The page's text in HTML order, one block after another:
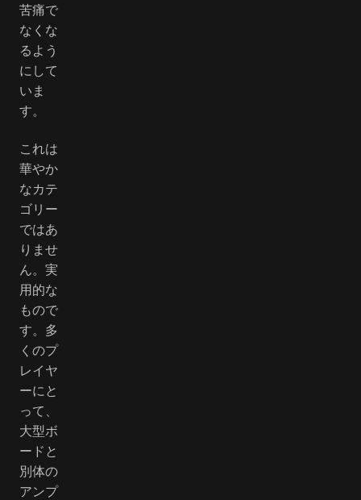
苦痛で
なくな
るよう
にして
いま
す。
これは
華やか
なカテ
ゴリー
ではあ
りませ
ん。実
用的な
もので
す。多
くのプ
レイヤ
ーにと
って、
大型ボ
ードと
別体の
アンプ